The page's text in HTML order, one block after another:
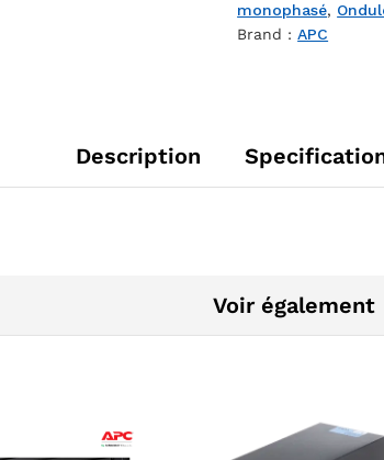
monophasé,
Brand :APC
Description
Voir également